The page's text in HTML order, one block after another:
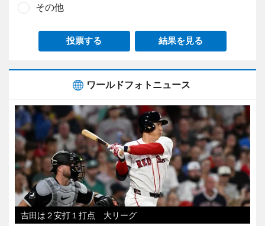
その他
投票する 結果を見る
ワールドフォトニュース
吉田は２安打１打点 大リーグ